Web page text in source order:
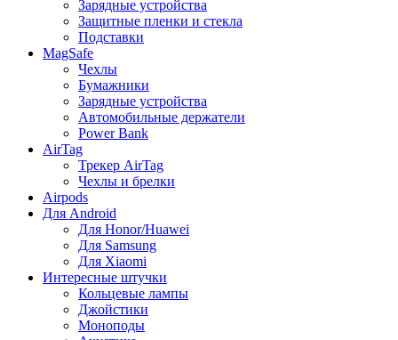
Зарядные устройства
Защитные пленки и стекла
Подставки
MagSafe
Чехлы
Бумажники
Зарядные устройства
Автомобильные держатели
Power Bank
AirTag
Трекер AirTag
Чехлы и брелки
Airpods
Для Android
Для Honor/Huawei
Для Samsung
Для Xiaomi
Интересные штучки
Кольцевые лампы
Джойстики
Моноподы